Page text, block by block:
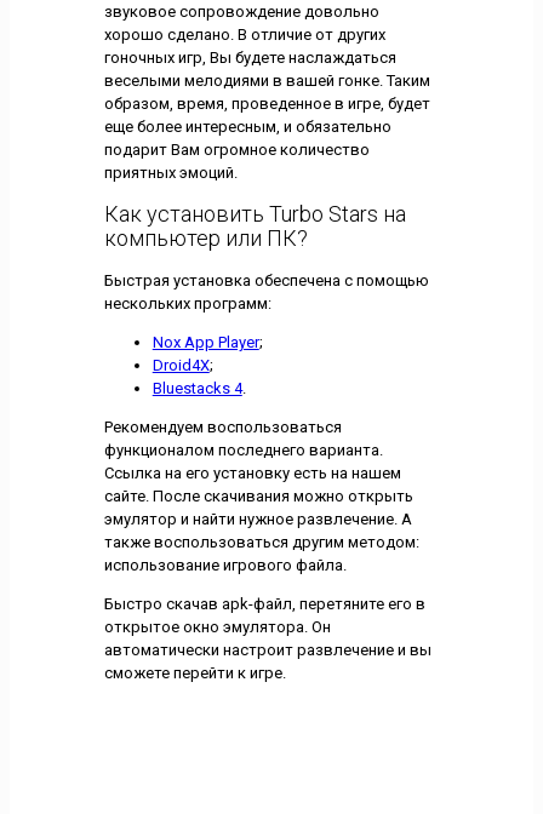
звуковое сопровождение довольно
хорошо сделано. В отличие от других
гоночных игр, Вы будете наслаждаться
веселыми мелодиями в вашей гонке. Таким
образом, время, проведенное в игре, будет
еще более интересным, и обязательно
подарит Вам огромное количество
приятных эмоций.
Как установить Turbo Stars на
компьютер или ПК?
Быстрая установка обеспечена с помощью
нескольких программ:
Nox App Player;
Droid4X;
Bluestacks 4.
Рекомендуем воспользоваться
функционалом последнего варианта.
Ссылка на его установку есть на нашем
сайте. После скачивания можно открыть
эмулятор и найти нужное развлечение. А
также воспользоваться другим методом:
использование игрового файла.
Быстро скачав apk-файл, перетяните его в
открытое окно эмулятора. Он
автоматически настроит развлечение и вы
сможете перейти к игре.